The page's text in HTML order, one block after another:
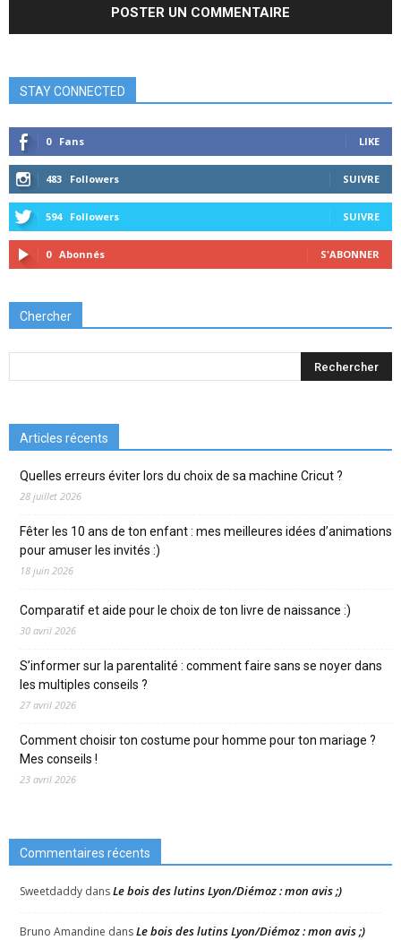
STAY CONNECTED
0 Fans LIKE
483 Followers SUIVRE
594 Followers SUIVRE
0 Abonnés S'ABONNER
Chercher
Articles récents
Quelles erreurs éviter lors du choix de sa machine Cricut ?
28 juillet 2026
Fêter les 10 ans de ton enfant : mes meilleures idées d’animations
pour amuser les invités :)
18 juin 2026
Comparatif et aide pour le choix de ton livre de naissance :)
30 avril 2026
S’informer sur la parentalité : comment faire sans se noyer dans
les multiples conseils ?
27 avril 2026
Comment choisir ton costume pour homme pour ton mariage ?
Mes conseils !
23 avril 2026
Commentaires récents
Sweetdaddy dansLe bois des lutins Lyon/Diémoz : mon avis ;)
Bruno Amandine dansLe bois des lutins Lyon/Diémoz : mon avis ;)